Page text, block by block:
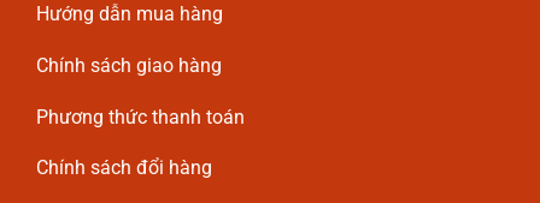
Hướng dẫn mua hàng
Chính sách giao hàng
Phương thức thanh toán
Chính sách đổi hàng